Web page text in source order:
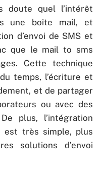
doute quel l’intérêt
une boîte mail, et
d’envoi de SMS et
que le mail to sms
Cette technique
temps, l’écriture et
et de partager
ou avec des
plus, l’intégration
est très simple, plus
solutions d’envoi